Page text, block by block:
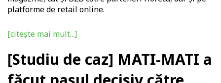
platforme de retail online.
[citește mai mult...]
[Studiu de caz] MATI-MATI a